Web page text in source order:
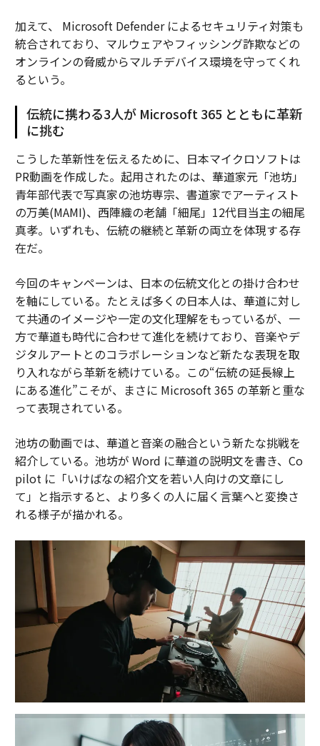
加えて、 Microsoft Defender によるセキュリティ対策も
統合されており、マルウェアやフィッシング詐欺などの
オンラインの脅威からマルチデバイス環境を守ってくれ
るという。
伝統に携わる3人が Microsoft 365 とともに革新
に挑む
こうした革新性を伝えるために、日本マイクロソフトは
PR動画を作成した。起用されたのは、華道家元「池坊」
青年部代表で写真家の池坊専宗、書道家でアーティスト
の万美(MAMI)、西陣織の老舗「細尾」12代目当主の細尾
真孝。いずれも、伝統の継続と革新の両立を体現する存
在だ。
今回のキャンペーンは、日本の伝統文化との掛け合わせ
を軸にしている。たとえば多くの日本人は、華道に対し
て共通のイメージや一定の文化理解をもっているが、一
方で華道も時代に合わせて進化を続けており、音楽やデ
ジタルアートとのコラボレーションなど新たな表現を取
り入れながら革新を続けている。この“伝統の延長線上
にある進化”こそが、まさに Microsoft 365 の革新と重な
って表現されている。
池坊の動画では、華道と音楽の融合という新たな挑戦を
紹介している。池坊が Word に華道の説明文を書き、Co
pilot に「いけばなの紹介文を若い人向けの文章にし
て」と指示すると、より多くの人に届く言葉へと変換さ
れる様子が描かれる。